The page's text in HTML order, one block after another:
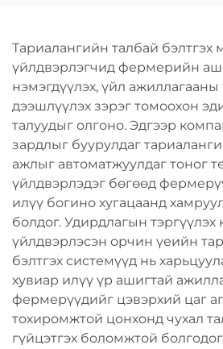
Тариалангийн талбай бэлтгэх
үйлдвэрлэгчид фермерийн
нэмэгдүүлэх, үйл
дээшлүүлэх зэрэг томоохон
талуудыг олгоно. Эдгээр
зардлыг буурулдаг
ажлыг автоматжуулдаг тоног
үйлдвэрлэдэг бөгөөд
илүү богино хугацаанд
болдог. Удирдлагын
үйлдвэрлэсэн орчин үеийн
бэлтгэх системүүд нь
хувиар илүү үр ашигтай
фермерүүдийг цэвэрхий цаг
тохиромжтой цонхонд чухал
гүйцэтгэх боломжтой